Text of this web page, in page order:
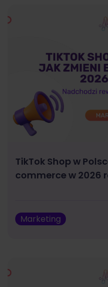
TikTok Shop w
commerce w 2026
Marketing